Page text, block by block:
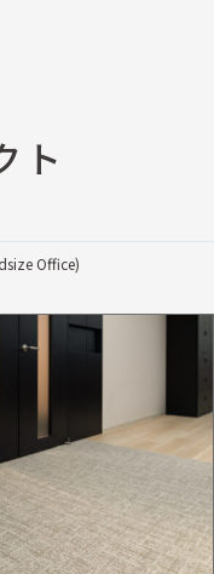
ト
Office)